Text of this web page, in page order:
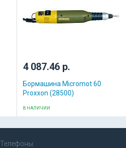
4 087.46 р.
Бормашина Micromot 60
Proxxon (28500)
В НАЛИЧИИ
Телефоны: